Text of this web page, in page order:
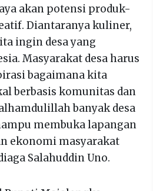
akan potensi produk-
Diantaranya kuliner,
ingin desa yang
Masyarakat desa harus
bagaimana kita
berbasis komunitas dan
banyak desa
membuka lapangan
ekonomi masyarakat
Salahuddin Uno.